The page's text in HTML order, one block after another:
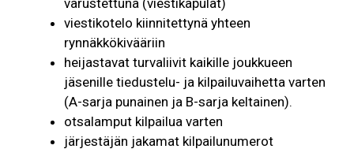
varustettuna (viestikapulat)
viestikotelo kiinnitettynä yhteen
rynnäkkökivääriin
heijastavat turvaliivit kaikille joukkueen
jäsenille tiedustelu- ja kilpailuvaihetta varten
(A-sarja punainen ja B-sarja keltainen).
otsalamput kilpailua varten
järjestäjän jakamat kilpailunumerot